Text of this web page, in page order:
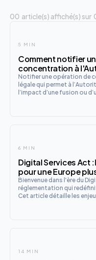
00 article(s) affiché(s) sur
5 MIN
Comment notifier
concentration à
Notifier une opération de
légale qui permet à
l’impact d’une fusion ou
6 MIN
Digital Services Act
pour une Europe
Bienvenue dans l'ère du
réglementation qui
Cet article détaille les
14 MIN